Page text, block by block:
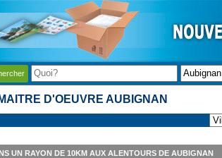
MAITRE D'OEUVRE AUBIGNAN
UN RAYON DE 10KM AUX ALENTOURS DE AUBIGNAN